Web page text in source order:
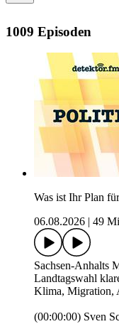
1009 Episoden
Was ist Ihr Plan
06.08.2026
49
Sachsen-Anhalts
Landtagswahl
Klima, Migration,
(00:00:00) Sven